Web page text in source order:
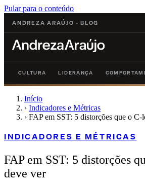
Pular para o conteúdo
ANDREZA ARAÚJO · BLOG
CULTURA LIDERANÇA
Início
› Indicadores e Métricas
› FAP em SST: 5 distorções que o C-
INDICADORES E MÉTRICAS
FAP em SST: 5 distorções
deve ver